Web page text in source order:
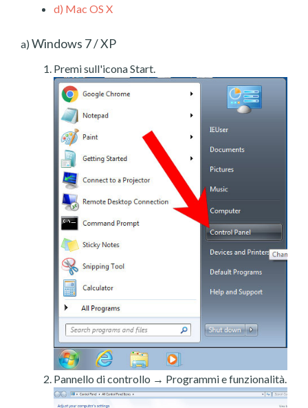
d) Mac OS X
a) Windows 7 / XP
Premi sull'icona Start.
Pannello di controllo → Programmi e funzionalità.